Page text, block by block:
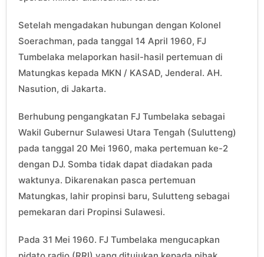
Setelah mengadakan hubungan dengan Kolonel
Soerachman, pada tanggal 14 April 1960, FJ
Tumbelaka melaporkan hasil-hasil pertemuan di
Matungkas kepada MKN / KASAD, Jenderal. AH.
Nasution, di Jakarta.
Berhubung pengangkatan FJ Tumbelaka sebagai
Wakil Gubernur Sulawesi Utara Tengah (Sulutteng)
pada tanggal 20 Mei 1960, maka pertemuan ke-2
dengan DJ. Somba tidak dapat diadakan pada
waktunya. Dikarenakan pasca pertemuan
Matungkas, lahir propinsi baru, Sulutteng sebagai
pemekaran dari Propinsi Sulawesi.
Pada 31 Mei 1960. FJ Tumbelaka mengucapkan